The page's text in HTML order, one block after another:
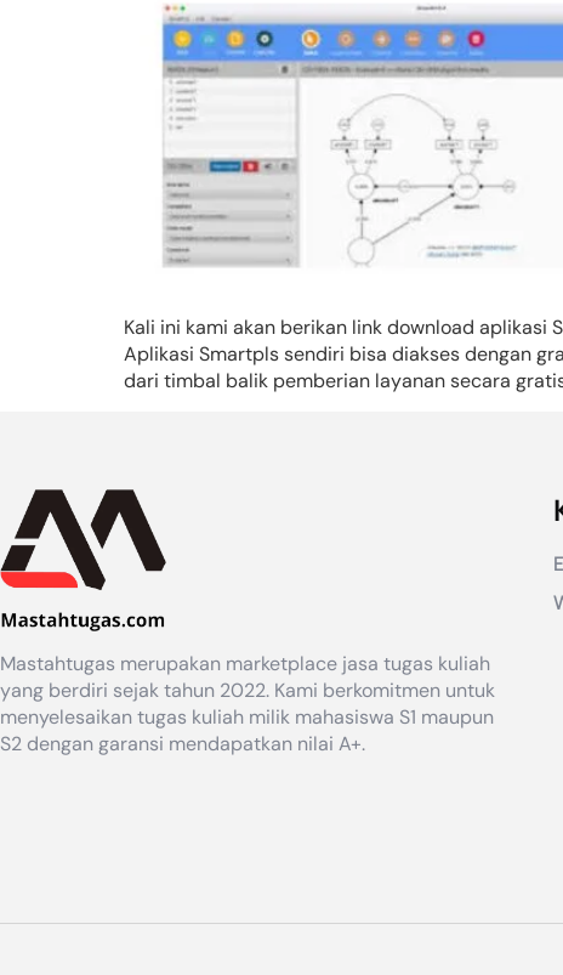
Kali ini kami akan berikan link download aplikasi
Aplikasi Smartpls sendiri bisa diakses dengan
dari timbal balik pemberian layanan secara
Mastahtugas merupakan marketplace jasa tugas kuliah
yang berdiri sejak tahun 2022. Kami berkomitmen untuk
menyelesaikan tugas kuliah milik mahasiswa S1 maupun
S2 dengan garansi mendapatkan nilai A+.